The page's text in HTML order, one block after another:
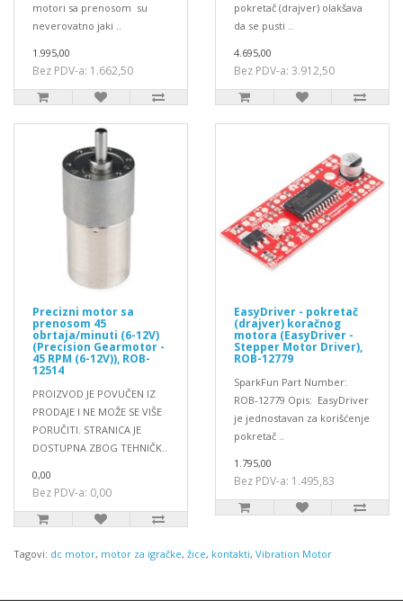
motori sa prenosom su
neverovatno jaki ..
1.995,00
Bez PDV-a: 1.662,50
pokretač (drajver) olakšava
da se pusti ..
4.695,00
Bez PDV-a: 3.912,50
Precizni motor sa
prenosom 45
obrtaja/minuti (6-12V)
(Precision Gearmotor -
45 RPM (6-12V)), ROB-
12514
PROIZVOD JE POVUČEN IZ
PRODAJE I NE MOŽE SE VIŠE
PORUČITI. STRANICA JE
DOSTUPNA ZBOG TEHNIČK..
0,00
Bez PDV-a: 0,00
EasyDriver - pokretač
(drajver) koračnog
motora (EasyDriver -
Stepper Motor Driver),
ROB-12779
SparkFun Part Number:
ROB-12779 Opis: EasyDriver
je jednostavan za korišćenje
pokretač ..
1.795,00
Bez PDV-a: 1.495,83
Tagovi: dc motor, motor za igračke, žice, kontakti, Vibration Motor